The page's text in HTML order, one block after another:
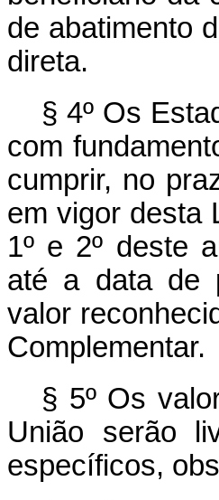
de abatimento
direta.
§ 4º Os
com
cumprir, no
em vigor desta
1º e 2º deste
até a data de
valor
Complementar.
§ 5º Os
União serão
específicos,